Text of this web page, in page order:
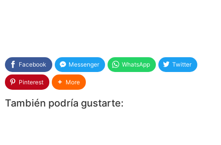
Facebook Messenger WhatsApp Twitter
Pinterest More
También podría gustarte: